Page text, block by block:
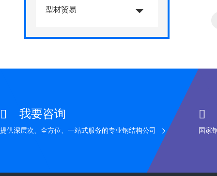
型材贸易
 我要咨询
提供深层次、全方位、一站式服务的专业钢结构公司

国家